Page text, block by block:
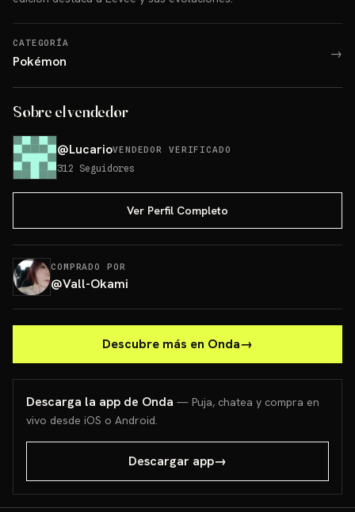
CATEGORÍA
Pokémon →
Sobre el vendedor
@LucarioVENDEDOR VERIFICADO
312 Seguidores
Ver Perfil Completo
COMPRADO POR
@Vall-Okami
Descubre más en Onda→
Descarga la app de Onda — Puja, chatea y compra en
vivo desde iOS o Android.
Descargar app→